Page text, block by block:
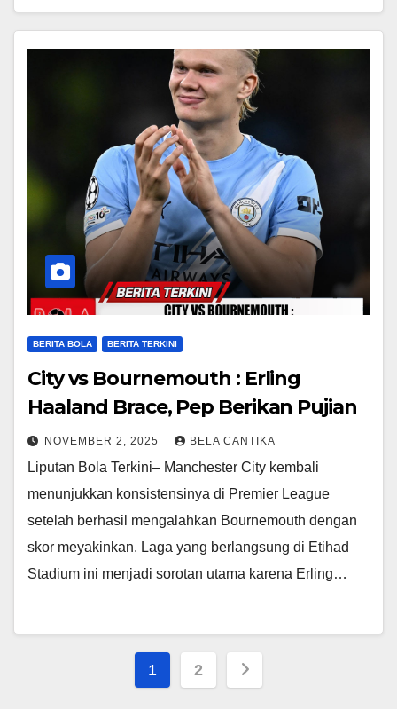
BERITA BOLA BERITA TERKINI
City vs Bournemouth : Erling
Haaland Brace, Pep Berikan Pujian
NOVEMBER 2, 2025 BELA CANTIKA
Liputan Bola Terkini– Manchester City kembali
menunjukkan konsistensinya di Premier League
setelah berhasil mengalahkan Bournemouth dengan
skor meyakinkan. Laga yang berlangsung di Etihad
Stadium ini menjadi sorotan utama karena Erling…
Posts
1 2